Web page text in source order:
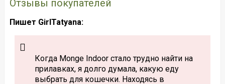
Отзывы покупателей
Пишет GirlTatyana:
Когда Monge Indoor стало трудно найти на
прилавках, я долго думала, какую еду
выбрать для кошечки. Находясь в